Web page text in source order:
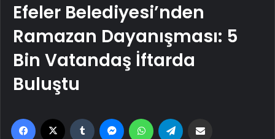
Efeler Belediyesi’nden
Ramazan Dayanışması: 5
Bin Vatandaş İftarda
Buluştu
Facebook Tumblr MessengerWhatsApp